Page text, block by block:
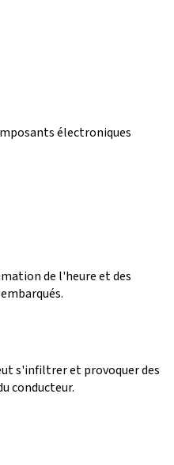
électroniques
de l'heure et des
s'infiltrer et provoquer des
conducteur.